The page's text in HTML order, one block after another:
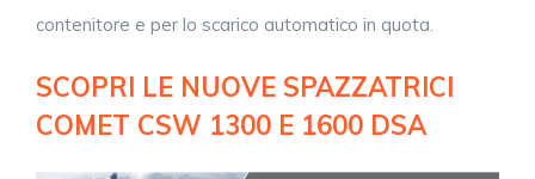
contenitore e per lo scarico automatico in quota.
SCOPRI LE NUOVE SPAZZATRICI
COMET CSW 1300 E 1600 DSA